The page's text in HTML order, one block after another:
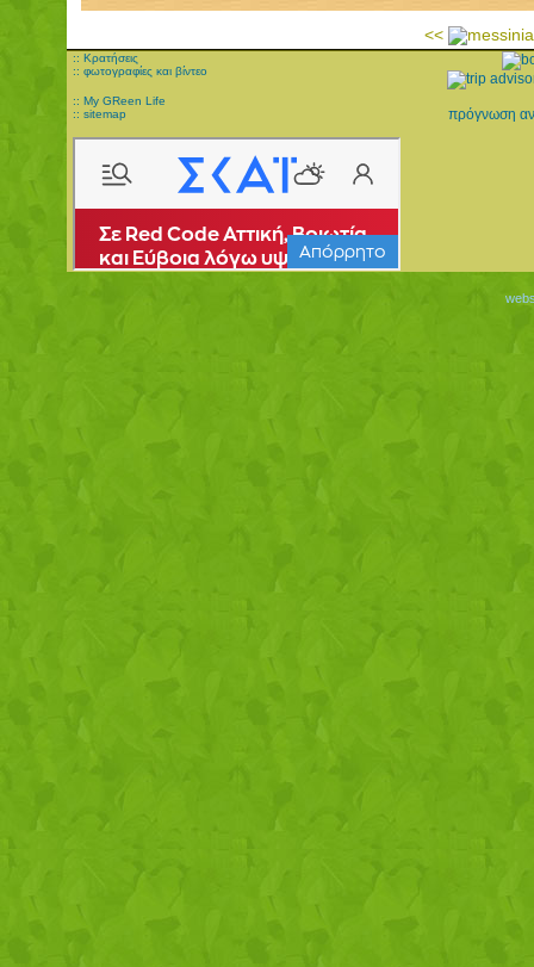
<<
πρόγνωση
:: Κρατήσεις
:: φωτογραφίες και βίντεο
:: My GReen Life
:: sitemap